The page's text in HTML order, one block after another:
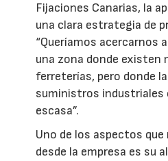
Fijaciones Canarias, la
una clara estrategia de
“Queríamos acercarnos
una zona donde existen
ferreterías, pero donde
suministros industriales
escasa”.
Uno de los aspectos
desde la empresa es su